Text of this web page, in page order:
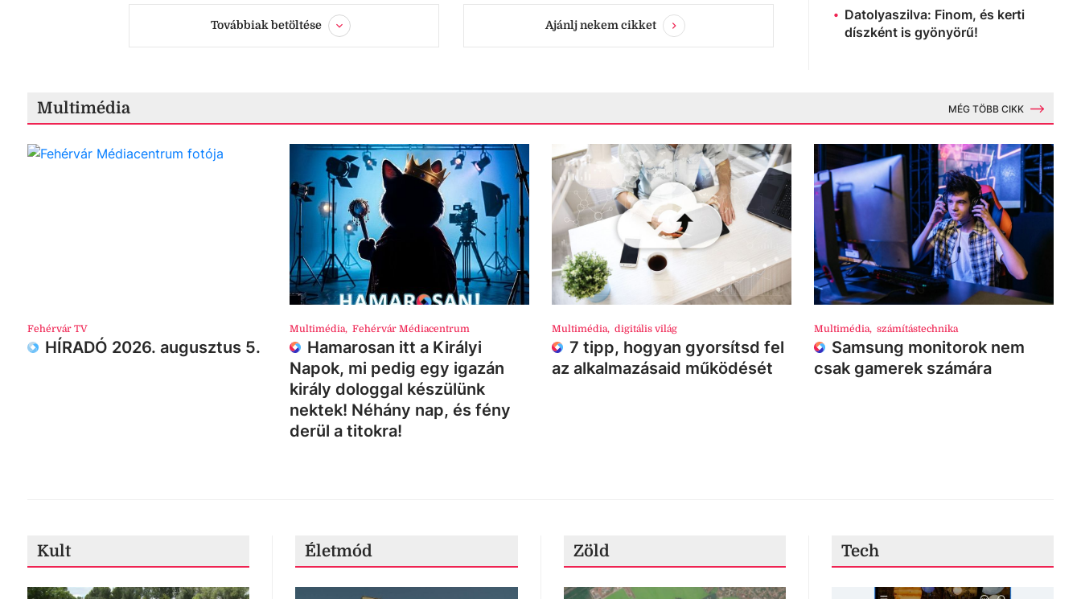
Továbbiak betöltése Ajánlj nekem cikket
Datolyaszilva: Finom, és kerti
díszként is gyönyörű!
Multimédia MÉG TÖBB CIKK
Fehérvár TV
HÍRADÓ 2026. augusztus 5.
Multimédia, Fehérvár Médiacentrum
Hamarosan itt a Királyi
Napok, mi pedig egy igazán
király dologgal készülünk
nektek! Néhány nap, és fény
derül a titokra!
Multimédia, digitális világ
7 tipp, hogyan gyorsítsd fel
az alkalmazásaid működését
Multimédia, számítástechnika
Samsung monitorok nem
csak gamerek számára
Kult Életmód Zöld Tech